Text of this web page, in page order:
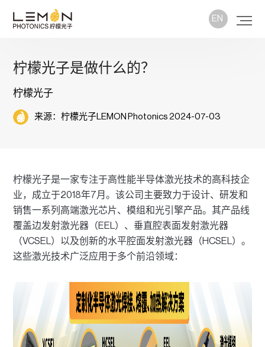
EN
柠檬光子是做什么的？
柠檬光子
来源：柠檬光子LEMON Photonics 2024-07-03
柠檬光子是一家专注于高性能半导体激光技术的高科技企
业，成立于2018年7月。该公司主要致力于设计、研发和
销售一系列高端激光芯片、模组和光引擎产品。其产品线
覆盖边发射激光器（EEL）、垂直腔表面发射激光器
（VCSEL）以及创新的水平腔面发射激光器（HCSEL）。
这些激光技术广泛应用于多个前沿领域：